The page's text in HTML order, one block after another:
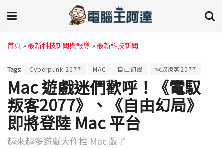
首頁 »最新科技新聞與報導 »最新科技新聞
Tags: Cyber​​punk 2077 MAC 自由幻局 電馭叛客2077
Mac 遊戲迷們歡呼！《電馭
叛客2077》、《自由幻局》
即將登陸 Mac 平台
越來越多遊戲大作推 Mac 版了